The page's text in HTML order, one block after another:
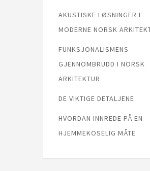
AKUSTISKE LØSNINGER I
MODERNE NORSK
FUNKSJONALISMENS
GJENNOMBRUDD I NORSK
ARKITEKTUR
DE VIKTIGE DETALJENE
HVORDAN INNREDE PÅ EN
HJEMMEKOSELIG MÅTE